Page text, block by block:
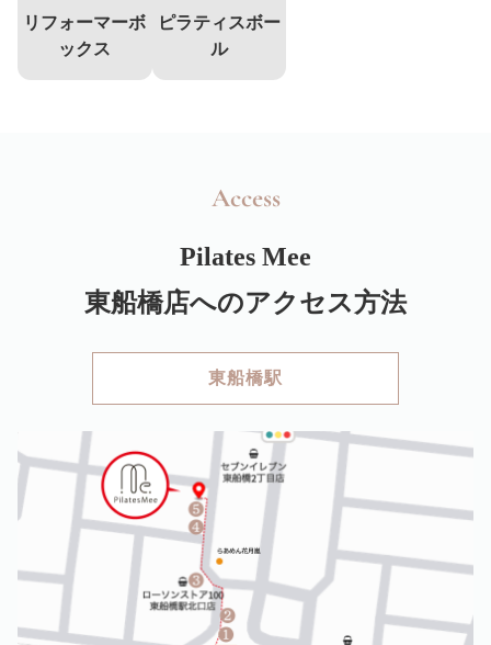
リフォーマーボ
ックス
ピラティスボー
ル
Access
Pilates Mee
東船橋店へのアクセス方法
東船橋駅